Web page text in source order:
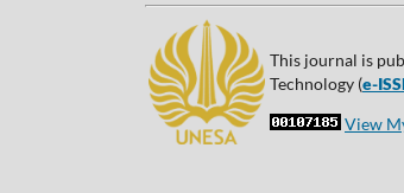
This journal is
Technology (e-
View